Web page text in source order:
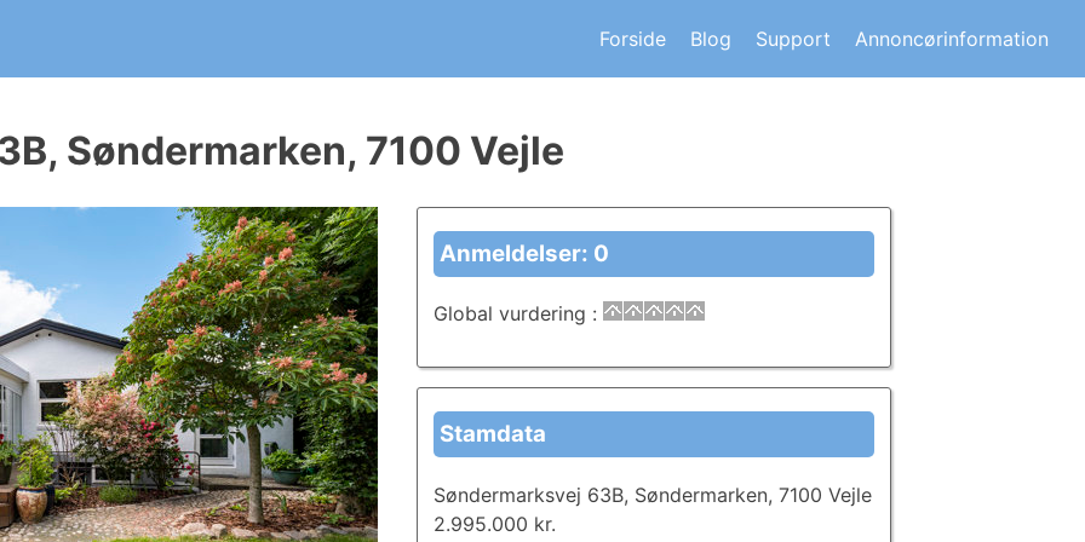
huskøb. Skriv og del anmeldelser i dag, og læs om andre huskøberes oplevelser.
Forside Blog Support Annoncørinformation
Søndermarken, 7100 Vejle
Anmeldelser: 0
Global vurdering :
Stamdata
Søndermarksvej 63B, Søndermarken, 7100 Vejle
2.995.000 kr.